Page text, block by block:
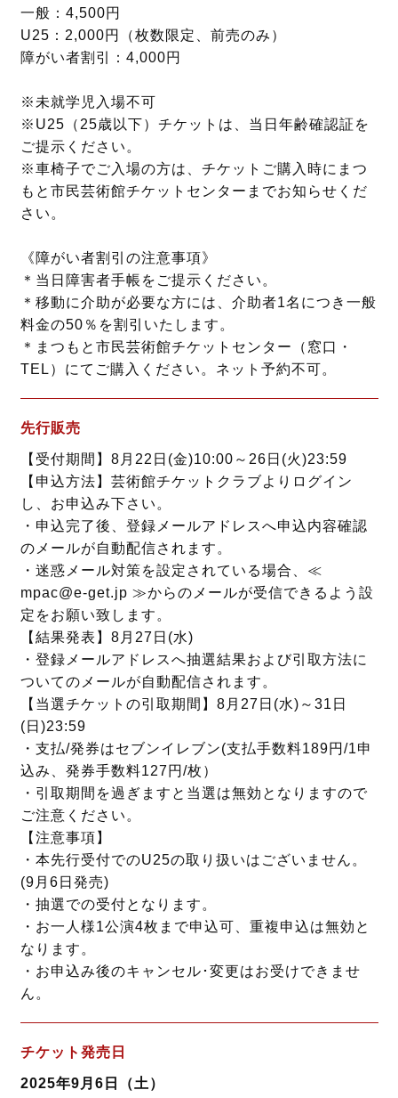
一般：4,500円
U25：2,000円（枚数限定、前売のみ）
障がい者割引：4,000円
※未就学児入場不可
※U25（25歳以下）チケットは、当日年齢確認証を
ご提示ください。
※車椅子でご入場の方は、チケットご購入時にまつ
もと市民芸術館チケットセンターまでお知らせくだ
さい。
《障がい者割引の注意事項》
＊当日障害者手帳をご提示ください。
＊移動に介助が必要な方には、介助者1名につき一般
料金の50％を割引いたします。
＊まつもと市民芸術館チケットセンター（窓口・
TEL）にてご購入ください。ネット予約不可。
先行販売
【受付期間】8月22日(金)10:00～26日(火)23:59
【申込方法】芸術館チケットクラブよりログイン
し、お申込み下さい。
・申込完了後、登録メールアドレスへ申込内容確認
のメールが自動配信されます。
・迷惑メール対策を設定されている場合、≪
mpac@e-get.jp ≫からのメールが受信できるよう設
定をお願い致します。
【結果発表】8月27日(水)
・登録メールアドレスへ抽選結果および引取方法に
ついてのメールが自動配信されます。
【当選チケットの引取期間】8月27日(水)～31日
(日)23:59
・支払/発券はセブンイレブン(支払手数料189円/1申
込み、発券手数料127円/枚）
・引取期間を過ぎますと当選は無効となりますので
ご注意ください。
【注意事項】
・本先行受付でのU25の取り扱いはございません。
(9月6日発売)
・抽選での受付となります。
・お一人様1公演4枚まで申込可、重複申込は無効と
なります。
・お申込み後のキャンセル･変更はお受けできませ
ん。
チケット発売日
2025年9月6日（土）